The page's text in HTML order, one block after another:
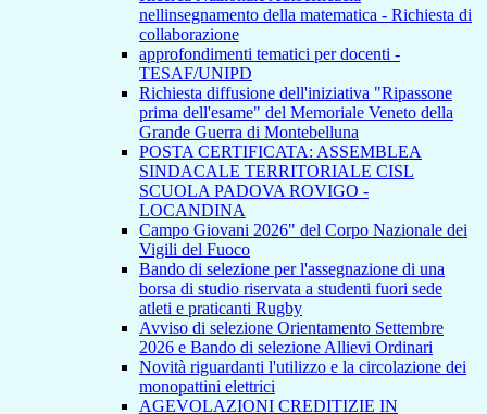
nellinsegnamento della matematica - Richiesta di
collaborazione
approfondimenti tematici per docenti -
TESAF/UNIPD
Richiesta diffusione dell'iniziativa "Ripassone
prima dell'esame" del Memoriale Veneto della
Grande Guerra di Montebelluna
POSTA CERTIFICATA: ASSEMBLEA
SINDACALE TERRITORIALE CISL
SCUOLA PADOVA ROVIGO -
LOCANDINA
Campo Giovani 2026" del Corpo Nazionale dei
Vigili del Fuoco
Bando di selezione per l'assegnazione di una
borsa di studio riservata a studenti fuori sede
atleti e praticanti Rugby
Avviso di selezione Orientamento Settembre
2026 e Bando di selezione Allievi Ordinari
Novità riguardanti l'utilizzo e la circolazione dei
monopattini elettrici
AGEVOLAZIONI CREDITIZIE IN